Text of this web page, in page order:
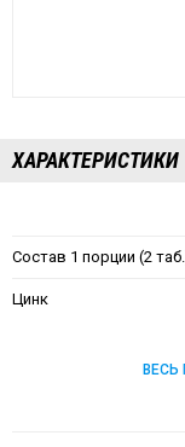
ХАРАКТЕРИСТИКИ
Состав 1 порции (2
Цинк
ВЕСЬ